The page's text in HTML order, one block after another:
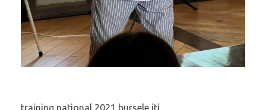
training national 2021 bursele jti